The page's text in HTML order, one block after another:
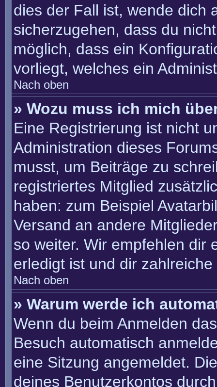
dies der Fall ist, wende dich
sicherzugehen, dass du
möglich, dass ein
vorliegt, welches ein
Nach oben
» Wozu muss ich mich
Eine Registrierung ist nicht
Administration dieses
musst, um Beiträge zu
registriertes Mitglied
haben: zum Beispiel
Versand an andere
so weiter. Wir empfehlen dir
erledigt ist und dir
Nach oben
» Warum werde ich
Wenn du beim Anmelden
Besuch automatisch
eine Sitzung angemeldet.
deines Benutzerkontos